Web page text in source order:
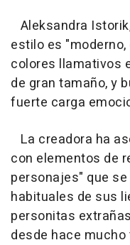
Aleksandra
estilo es
colores llamativos
de gran tamaño, y
fuerte carga
La creadora ha
con elementos de
personajes" que
habituales de sus
personitas
desde hace